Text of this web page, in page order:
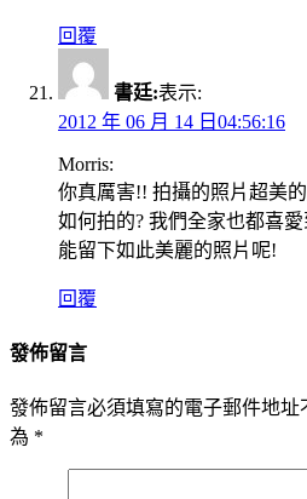
回覆
書廷:表示:
2012 年 06 月 14 日04:56:16
Morris:
你真厲害!! 拍攝的照片超美
如何拍的? 我們全家也都喜
能留下如此美麗的照片呢!
回覆
發佈留言
發佈留言必須填寫的電子郵件地址
為 *